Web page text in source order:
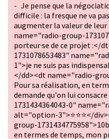
- Je pense que la
difficile : la fresque ne va
augmenter la valeur de
name="radio-group-
porteur·se de ce projet :</
1731078653483"
1">je ne suis pas
</dd><dt name="radio-
Pour sa réalisation, en
demande qu'on lui
1731434364043-0"
alt="option-3">⭐⭐⭐</
group-
en termes de temps, mon